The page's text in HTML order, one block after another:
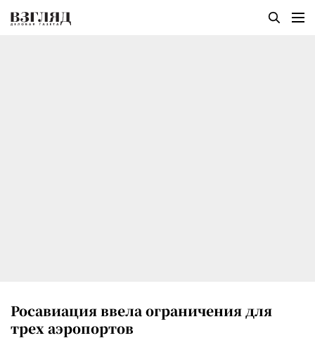
Росавиация ввела ограничения для
трех аэропортов